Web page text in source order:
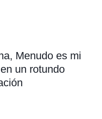
Menudo es mi
un rotundo